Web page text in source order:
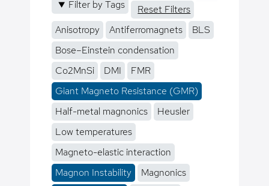
Filter by Tags
Reset Filters
Anisotropy
Antiferromagnets
BLS
Bose–Einstein condensation
Co2MnSi
DMI
FMR
Giant Magneto Resistance (GMR)
Half-metal magnonics
Heusler
Low temperatures
Magneto-elastic interaction
Magnon Instability
Magnonics